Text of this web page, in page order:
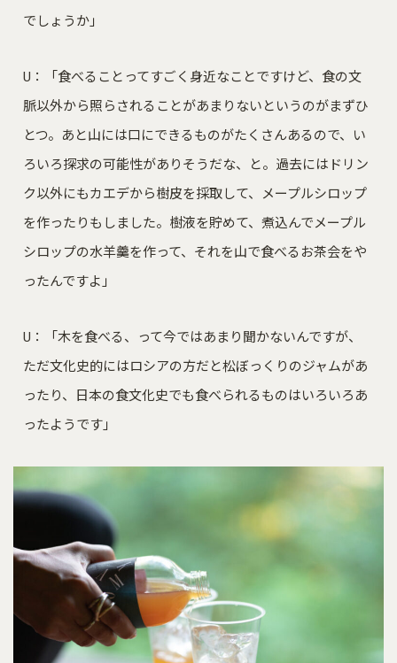
でしょうか」
U：「食べることってすごく身近なことですけど、食の文
脈以外から照らされることがあまりないというのがまずひ
とつ。あと山には口にできるものがたくさんあるので、い
ろいろ探求の可能性がありそうだな、と。過去にはドリン
ク以外にもカエデから樹皮を採取して、メープルシロップ
を作ったりもしました。樹液を貯めて、煮込んでメープル
シロップの水羊羹を作って、それを山で食べるお茶会をや
ったんですよ」
U：「木を食べる、って今ではあまり聞かないんですが、
ただ文化史的にはロシアの方だと松ぼっくりのジャムがあ
ったり、日本の食文化史でも食べられるものはいろいろあ
ったようです」